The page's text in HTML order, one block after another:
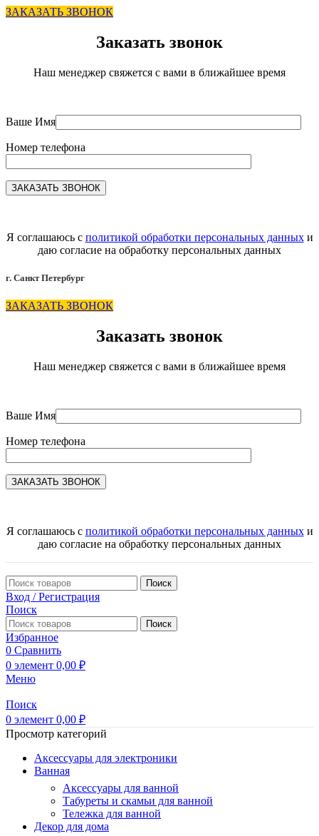
ЗАКАЗАТЬ ЗВОНОК
Заказать звонок
Наш менеджер свяжется с вами в ближайшее время
Ваше Имя
Номер телефона
Я соглашаюсь с политикой обработки персональных данныхи
даю согласие на обработку персональных данных
г. Санкт Петербург
ЗАКАЗАТЬ ЗВОНОК
Заказать звонок
Наш менеджер свяжется с вами в ближайшее время
Ваше Имя
Номер телефона
Я соглашаюсь с политикой обработки персональных данныхи
даю согласие на обработку персональных данных
Поиск
Вход / Регистрация
Поиск
Поиск
Избранное
0 Сравнить
0 элемент 0,00 ₽
Меню
Поиск
0 элемент 0,00 ₽
Просмотр категорий
Аксессуары для электроники
Ванная
Аксессуары для ванной
Табуреты и скамьи для ванной
Тележка для ванной
Декор для дома